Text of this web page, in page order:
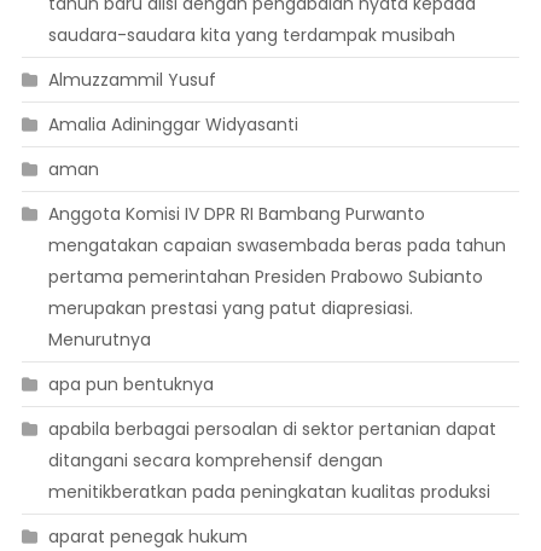
saudara-saudara kita yang terdampak musibah
Almuzzammil Yusuf
Amalia Adininggar Widyasanti
aman
Anggota Komisi IV DPR RI Bambang Purwanto
mengatakan capaian swasembada beras pada tahun
pertama pemerintahan Presiden Prabowo Subianto
merupakan prestasi yang patut diapresiasi.
Menurutnya
apa pun bentuknya
apabila berbagai persoalan di sektor pertanian dapat
ditangani secara komprehensif dengan
menitikberatkan pada peningkatan kualitas produksi
aparat penegak hukum